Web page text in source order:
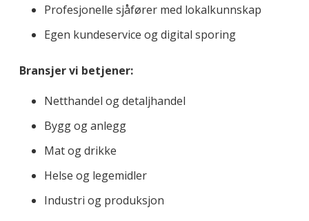
Profesjonelle sjåfører med lokalkunnskap
Egen kundeservice og digital sporing
Bransjer vi betjener:
Netthandel og detaljhandel
Bygg og anlegg
Mat og drikke
Helse og legemidler
Industri og produksjon